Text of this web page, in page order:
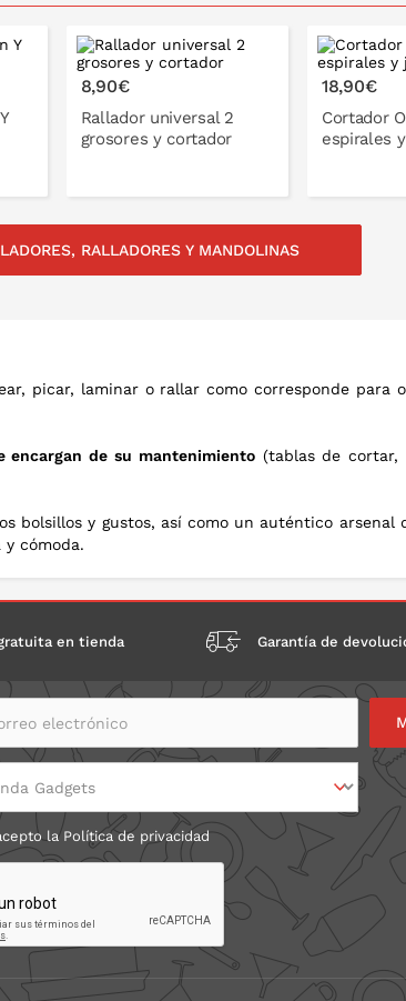
8,90€
Rallador universal 2
grosores y cortador
PONLO EN LA CESTA
18,90€
Cortador
espirales
PONLO
RALLADORES Y MANDOLINAS
picar, laminar o rallar como corresponde para
encargan de su mantenimiento(tablas de cortar,
bolsillos y gustos, así como un auténtico arsenal
cómoda.
en tienda Garantía de
electrónico
laPolítica de privacidad